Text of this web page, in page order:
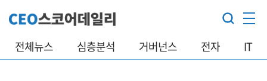
전체뉴스 심층분석 거버넌스 전자 IT